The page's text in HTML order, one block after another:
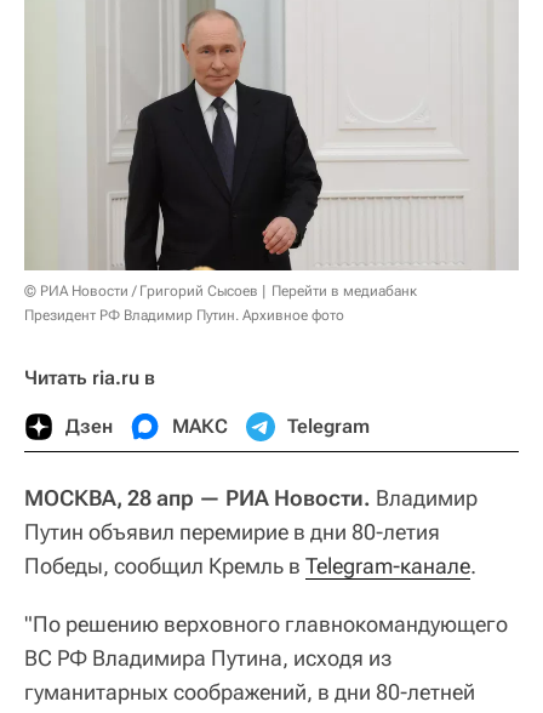
© РИА Новости / Григорий Сысоев
Перейти в медиабанк
Президент РФ Владимир Путин. Архивное фото
Читать ria.ru в
Дзен МАКС Telegram
МОСКВА, 28 апр — РИА Новости. Владимир
Путин объявил перемирие в дни 80-летия
Победы, сообщил Кремль в Telegram-канале.
"По решению верховного главнокомандующего
ВС РФ Владимира Путина, исходя из
гуманитарных соображений, в дни 80-летней